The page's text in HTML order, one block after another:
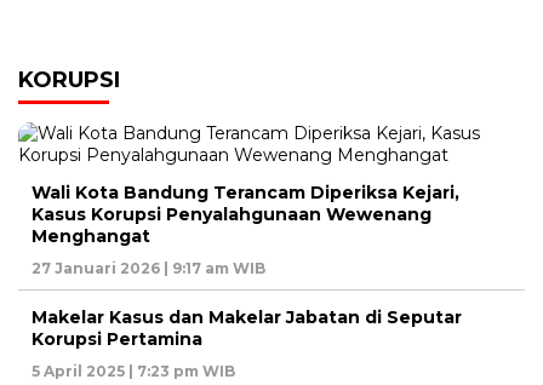
KORUPSI
Wali Kota Bandung Terancam Diperiksa Kejari,
Kasus Korupsi Penyalahgunaan Wewenang
Menghangat
27 Januari 2026 | 9:17 am WIB
Makelar Kasus dan Makelar Jabatan di Seputar
Korupsi Pertamina
5 April 2025 | 7:23 pm WIB